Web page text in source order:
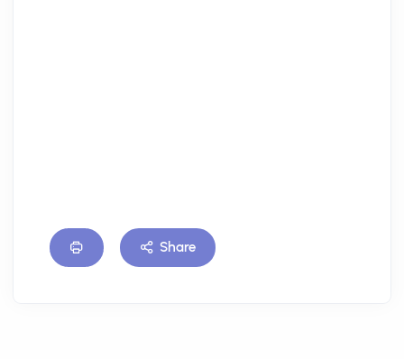
Share